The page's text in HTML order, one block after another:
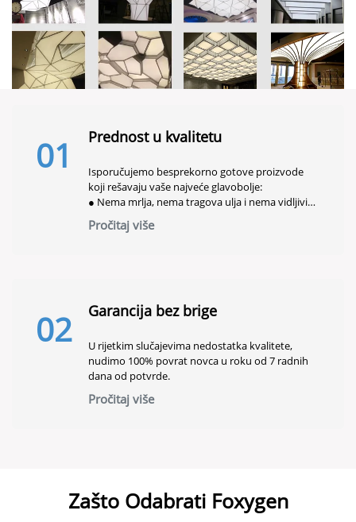
01 Prednost u kvalitetu
Isporučujemo besprekorno gotove proizvode
koji rešavaju vaše najveće glavobolje:
● Nema mrlja, nema tragova ulja i nema vidljivih
šavova
● Nema dosadnih svjetlosnih sjena ili neprijatnog
Pročitaj više
02 Garancija bez brige
U rijetkim slučajevima nedostatka kvalitete,
nudimo 100% povrat novca u roku od 7 radnih
dana od potvrde.
Pročitaj više
Zašto Odabrati Foxygen